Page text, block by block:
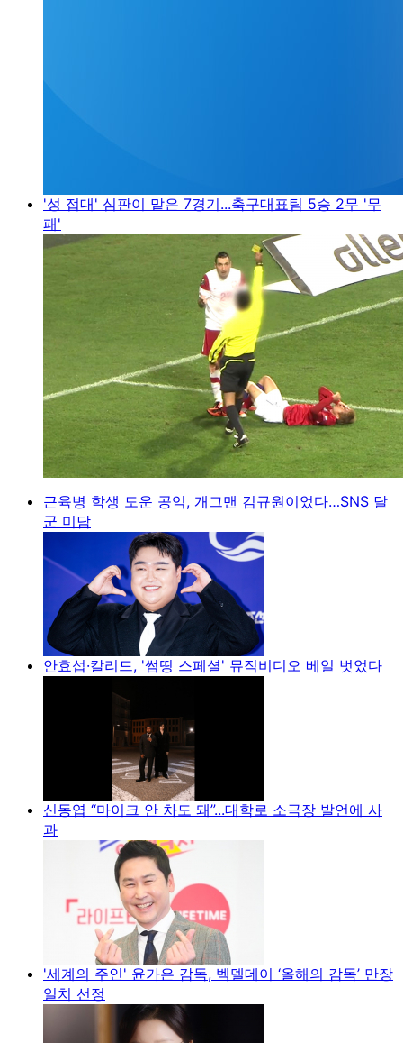
'성 접대' 심판이 맡은 7경기...축구대표팀 5승 2무 '무
패'
근육병 학생 도운 공익, 개그맨 김규원이었다…SNS 달
군 미담
안효섭·칼리드, '썸띵 스페셜' 뮤직비디오 베일 벗었다
신동엽 “마이크 안 차도 돼”...대학로 소극장 발언에 사
과
'세계의 주인' 윤가은 감독, 벡델데이 ‘올해의 감독’ 만장
일치 선정